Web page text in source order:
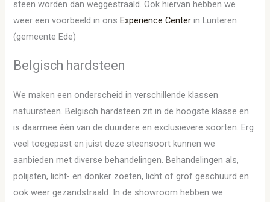
steen worden dan weggestraald. Ook hiervan hebben we
weer een voorbeeld in onsExperience Center in Lunteren
(gemeente Ede)
Belgisch hardsteen
We maken een onderscheid in verschillende klassen
natuursteen. Belgisch hardsteen zit in de hoogste klasse en
is daarmee één van de duurdere en exclusievere soorten. Erg
veel toegepast en juist deze steensoort kunnen we
aanbieden met diverse behandelingen. Behandelingen als,
polijsten, licht- en donker zoeten, licht of grof geschuurd en
ook weer gezandstraald. In de showroom hebben we